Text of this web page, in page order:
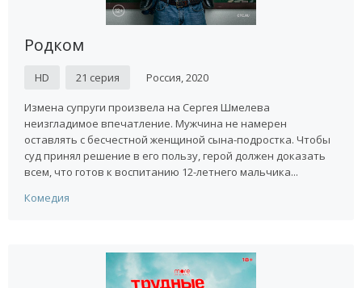
Родком
HD 21 серия Россия, 2020
Измена супруги произвела на Сергея Шмелева
неизгладимое впечатление. Мужчина не намерен
оставлять с бесчестной женщиной сына-подростка. Чтобы
суд принял решение в его пользу, герой должен доказать
всем, что готов к воспитанию 12-летнего мальчика...
Комедия